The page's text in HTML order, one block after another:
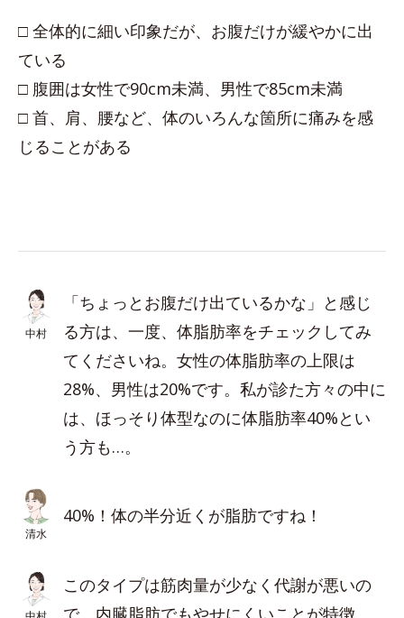
□ 全体的に細い印象だが、お腹だけが緩やかに出
ている
□ 腹囲は女性で90cm未満、男性で85cm未満
□ 首、肩、腰など、体のいろんな箇所に痛みを感
じることがある
中村
「ちょっとお腹だけ出ているかな」と感じ
る方は、一度、体脂肪率をチェックしてみ
てくださいね。女性の体脂肪率の上限は
28%、男性は20%です。私が診た方々の中に
は、ほっそり体型なのに体脂肪率40%とい
う方も…。
清水
40%！体の半分近くが脂肪ですね！
このタイプは筋肉量が少なく代謝が悪いの
で、内臓脂肪でもやせにくいことが特徴。